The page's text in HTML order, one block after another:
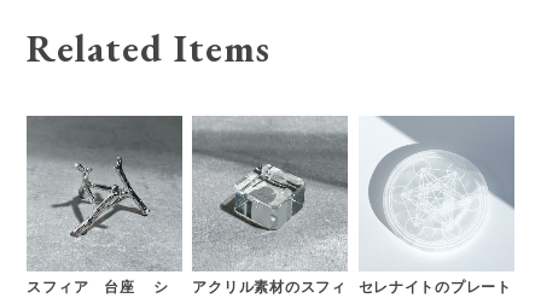
Related Items
スフィア 台座 シ
アクリル素材のスフィ
セレナイトのプレート